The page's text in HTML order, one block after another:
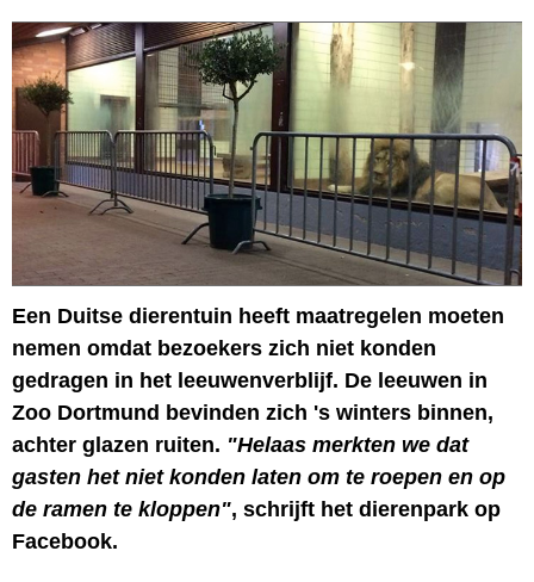
Een Duitse dierentuin heeft maatregelen moeten
nemen omdat bezoekers zich niet konden
gedragen in het leeuwenverblijf. De leeuwen in
Zoo Dortmund bevinden zich 's winters binnen,
achter glazen ruiten. "Helaas merkten we dat
gasten het niet konden laten om te roepen en op
de ramen te kloppen", schrijft het dierenpark op
Facebook.